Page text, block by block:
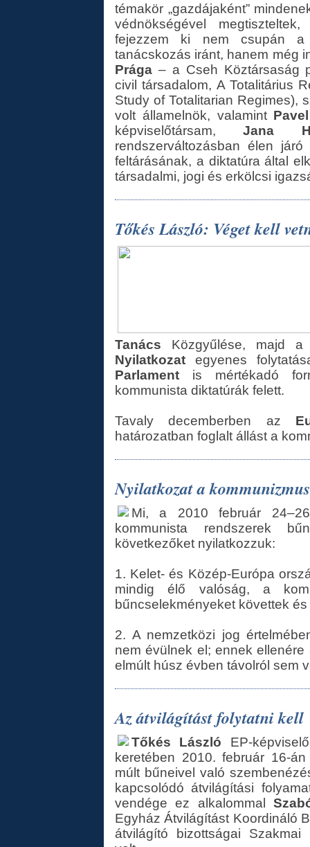
témakör „gazdájaként”
védnökségével
fejezzem ki nem csupán a
tanácskozás iránt, hanem még
Prága – a Cseh Köztársaság
civil társadalom, A Totalitárius
Study of Totalitarian Regimes),
volt államelnök, valamint
képviselőtársam,Jana
rendszerváltozásban élen
feltárásának, a diktatúra által
társadalmi, jogi és erkölcsi
Tőkés László: Véget kell
Tanács Közgyűlése, majd
Nyilatkozat egyenes
Parlament is mértékadó
kommunista diktatúrák felett.
Tavaly decemberben az
határozatban foglalt állást a
Nyilatkozat a
Mi, a 2010 február
kommunista rendszerek
következőket nyilatkozzuk:
1. Kelet- és Közép-Európa
mindig élő valóság, a
bűncselekményeket követtek
2. A nemzetközi jog
nem évülnek el; ennek
elmúlt húsz évben távolról sem
Az átvilágítást folytatni kell
Tőkés László EP-
keretében 2010. február 16-
múlt bűneivel való
kapcsolódó átvilágítási
vendége ez alkalommal
Egyház Átvilágítást Koordináló
átvilágító bizottságai Szakmai